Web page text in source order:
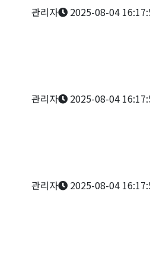
관리자 2025-08-04
관리자 2025-08-04
관리자 2025-08-04